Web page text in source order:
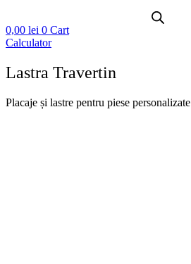
0,00 lei 0 Cart
Calculator
Lastra Travertin
Placaje și lastre pentru piese personalizate